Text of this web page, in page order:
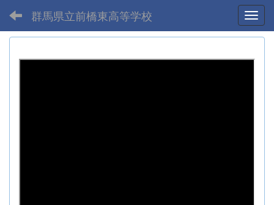
群馬県立前橋東高等学校